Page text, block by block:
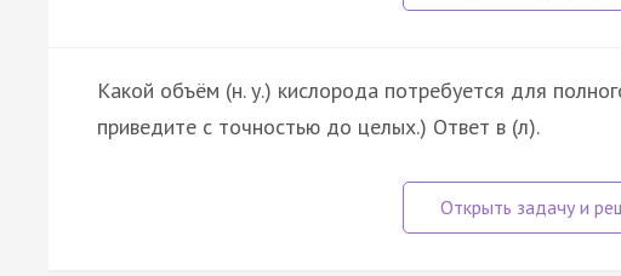
Какой объём (н. у.) кислорода потребуется для
приведите с точностью до целых.) Ответ в (л).